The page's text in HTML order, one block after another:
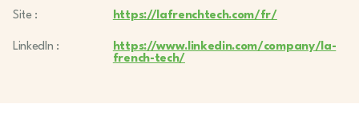
Site : https://lafrenchtech.com/fr/
LinkedIn :
https://www.linkedin.com/company/la-
french-tech/